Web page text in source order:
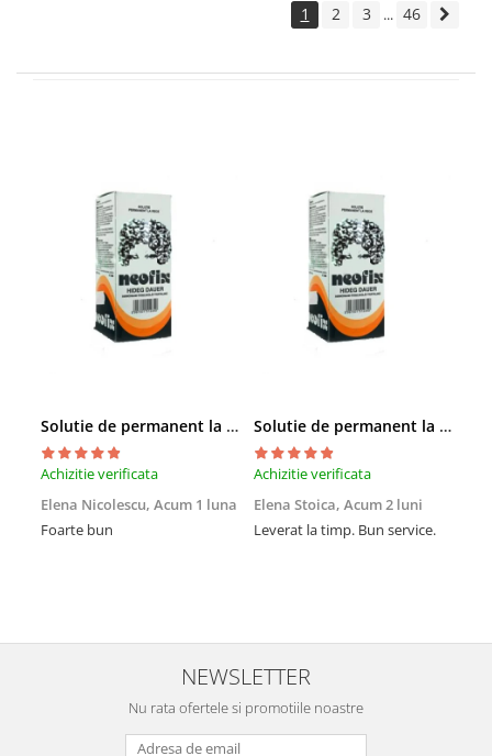
1 2 3 ... 46
Solutie de permanent la rece Neofix 100ml
Achizitie verificata
Elena Nicolescu, Acum 1 luna
Foarte bun
Solutie de permanent la rece Neofix 100ml
Achizitie verificata
Elena Stoica, Acum 2 luni
Leverat la timp. Bun service.
NEWSLETTER
Nu rata ofertele si promotiile noastre